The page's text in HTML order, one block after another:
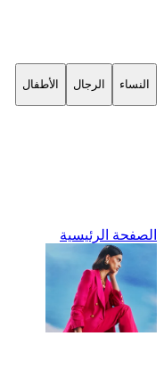
النساء الرجال الأطفال
الصفحة الرئيسية